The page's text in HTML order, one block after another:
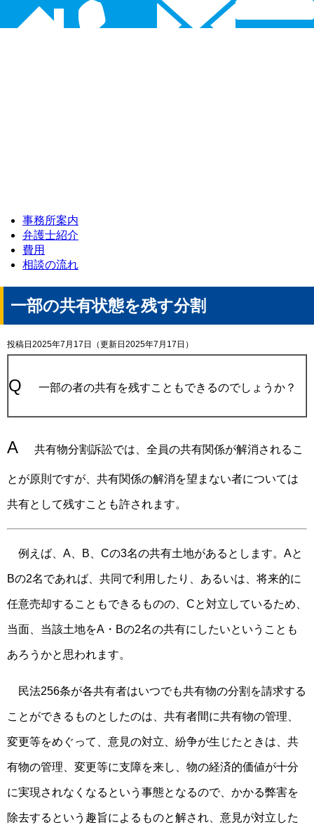
事務所案内
弁護士紹介
費用
相談の流れ
一部の共有状態を残す分割
投稿日2025年7月17日 （更新日2025年7月17日）
Q 一部の者の共有を残すこともできるのでしょうか？
A 共有物分割訴訟では、全員の共有関係が解消されるこ
とが原則ですが、共有関係の解消を望まない者については
共有として残すことも許されます。
例えば、 A B Cの3名の共有土地があるとします。 Aと
Bの2名であれば、共同で利用したり、あるいは、将来的に
任意売却することもできるものの、 Cと対立しているため、
当面、当該土地をA ・ Bの2名の共有にしたいということも
あろうかと思われます。
民法256条が各共有者はいつでも共有物の分割を請求する
ことができるものとしたのは、共有者間に共有物の管理、
変更等をめぐって、意見の対立、紛争が生じたときは、共
有物の管理、変更等に支障を来し、物の経済的価値が十分
に実現されなくなるという事態となるので、かかる弊害を
除去するという趣旨によるものと解され、意見が対立した